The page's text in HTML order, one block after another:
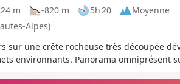
m -820 m 5h 20
Moyenne
Alpes)
sur une crête rocheuse très découpée
environnants. Panorama omniprésent